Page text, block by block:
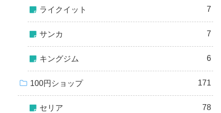
ライクイット 7
サンカ 7
キングジム 6
100円ショップ 171
セリア 78